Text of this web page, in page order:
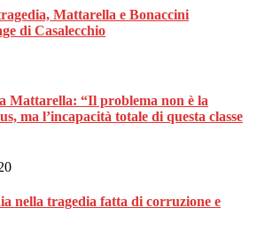
Mattarella e Bonaccini
di Casalecchio
Mattarella: “Il problema non è la
ma l’incapacità totale di questa classe
nella tragedia fatta di corruzione e